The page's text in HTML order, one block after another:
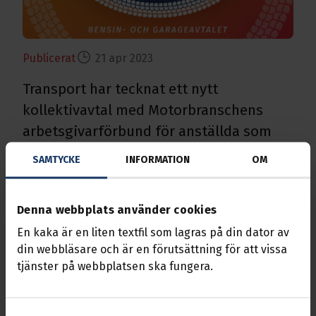
SAMTYCKE INFORMATION OM
Denna webbplats använder cookies
En kaka är en liten textfil som lagras på din dator av
din webbläsare och är en förutsättning för att vissa
tjänster på webbplatsen ska fungera.
Publicerat 21 apr 2023
Transport har tecknat ett nytt
kollektivavtal med Motorbranschens
arbetsgivarförbund för anställda som
arbetar vid bensinstationer, tvätt-,
rekonditionerings- och smörjhallar,
parkeringsgarage samt garagerörelse.
Bensin- och garageavtalet innebär löneökningar på
upp till 7,9 procent fördelat på två år och gäller